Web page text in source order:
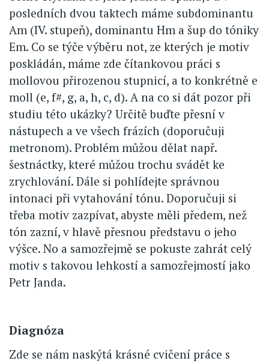
posledních dvou taktech máme subdominantu
Am (IV. stupeň), dominantu Hm a šup do tóniky
Em. Co se týče výběru not, ze kterých je motiv
poskládán, máme zde čítankovou práci s
mollovou přirozenou stupnicí, a to konkrétně e
moll (e, f#, g, a, h, c, d). A na co si dát pozor při
studiu této ukázky? Určitě buďte přesní v
nástupech a ve všech frázích (doporučuji
metronom). Problém můžou dělat např.
šestnáctky, které můžou trochu svádět ke
zrychlování. Dále si pohlídejte správnou
intonaci při vytahování tónu. Doporučuji si
třeba motiv zazpívat, abyste měli předem, než
tón zazní, v hlavě přesnou představu o jeho
výšce. No a samozřejmě se pokuste zahrát celý
motiv s takovou lehkostí a samozřejmostí jako
Petr Janda.
Diagnóza
Zde se nám naskýtá krásné cvičení práce s